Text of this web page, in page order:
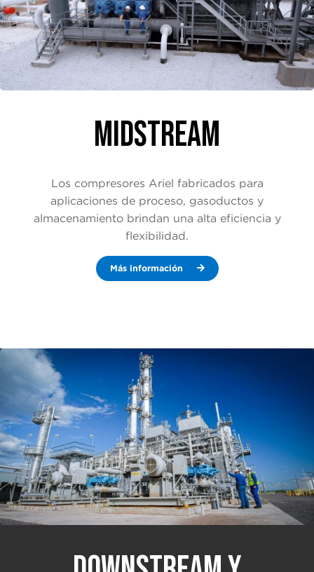
MIDSTREAM
Los compresores Ariel fabricados para
aplicaciones de proceso, gasoductos y
almacenamiento brindan una alta eficiencia y
flexibilidad.
Más información